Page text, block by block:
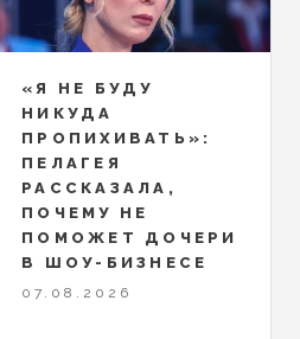
«Я НЕ БУДУ
НИКУДА
ПРОПИХИВАТЬ»:
ПЕЛАГЕЯ
РАССКАЗАЛА,
ПОЧЕМУ НЕ
ПОМОЖЕТ ДОЧЕРИ
В ШОУ-БИЗНЕСЕ
07.08.2026